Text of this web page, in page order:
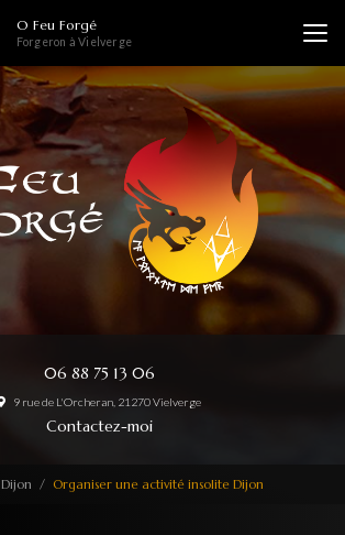
O Feu Forgé
Forgeron à Vielverge
06 88 75 13 06
9 rue de L'Orcheran, 21270 Vielverge
Contactez-moi
Dijon Organiser une activité insolite Dijon